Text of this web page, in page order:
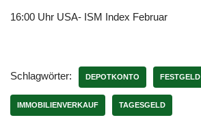
16:00 Uhr USA- ISM Index Februar
Schlagwörter: DEPOTKONTO FESTGELD
IMMOBILIENVERKAUF TAGESGELD